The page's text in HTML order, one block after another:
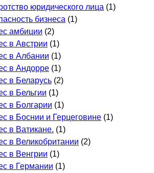
юридического лица (1)
бизнеса (1)
амбиции (2)
в Австрии (1)
в Албании (1)
в Андорре (1)
в Беларусь (2)
в Бельгии (1)
в Болгарии (1)
в Боснии и Герцеговине (1)
в Ватикане. (1)
в Великобритании (2)
в Венгрии (1)
в Германии (1)